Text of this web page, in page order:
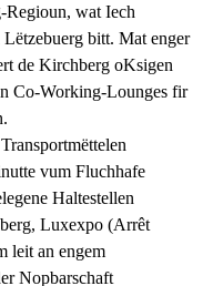
Regioun, wat Iech
bitt. Mat enger
de Kirchberg oKsigen
Co-Working-Lounges fir
vum Fluchhafe
Haltestellen
Luxexpo (Arrêt
leit an engem
Nopbarschaft